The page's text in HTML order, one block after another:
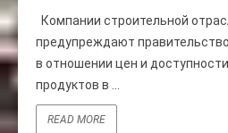
Компании строительной
предупреждают
в отношении цен и
продуктов в ...
READ MORE